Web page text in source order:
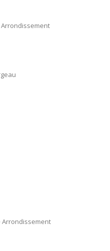
Arrondissement
Arrondissement